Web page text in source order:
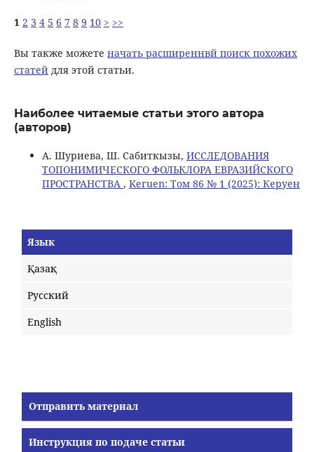
1 2 3 4 5 6 7 8 9 10 > >>
Вы также можете начать расширеннвй поиск похожих
статейдля этой статьи.
Наиболее читаемые статьи этого автора
(авторов)
А. Шуриева, Ш. Сабиткызы, ИССЛЕДОВАНИЯ
ТОПОНИМИЧЕСКОГО ФОЛЬКЛОРА ЕВРАЗИЙСКОГО
ПРОСТРАНСТВА , Keruen: Том 86 № 1 (2025): Керуен
Язык
Қазақ
Русский
English
Отправить материал
Инструкция по подаче статьи